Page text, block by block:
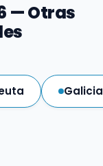
— Otras
Galicia